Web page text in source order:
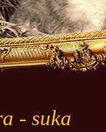
- suka